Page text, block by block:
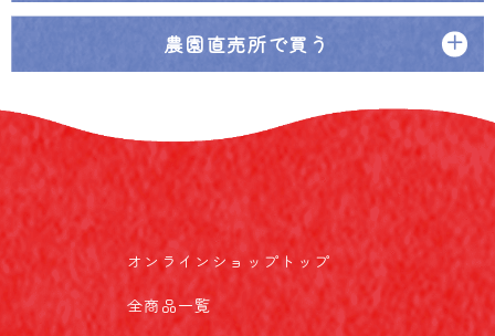
農園直売所で買う
オンラインショップトップ
全商品一覧